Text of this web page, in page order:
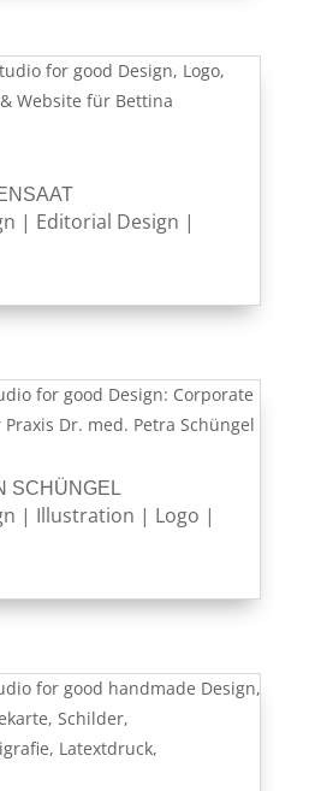
| Editorial Design |
SCHÜNGEL
| Illustration | Logo |